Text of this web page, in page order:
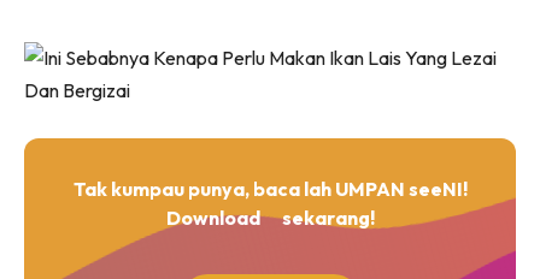
Tak kumpau punya, baca lah UMPAN seeNI!
Download
sekarang!